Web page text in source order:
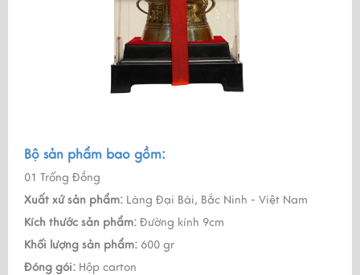
Bộ sản phẩm bao gồm:
01 Trống Đồng
Xuất xứ sản phẩm: Làng Đại Bái, Bắc Ninh - Việt Nam
Kích thước sản phẩm: Đường kính 9cm
Khối lượng sản phẩm: 600 gr
Đóng gói: Hộp carton